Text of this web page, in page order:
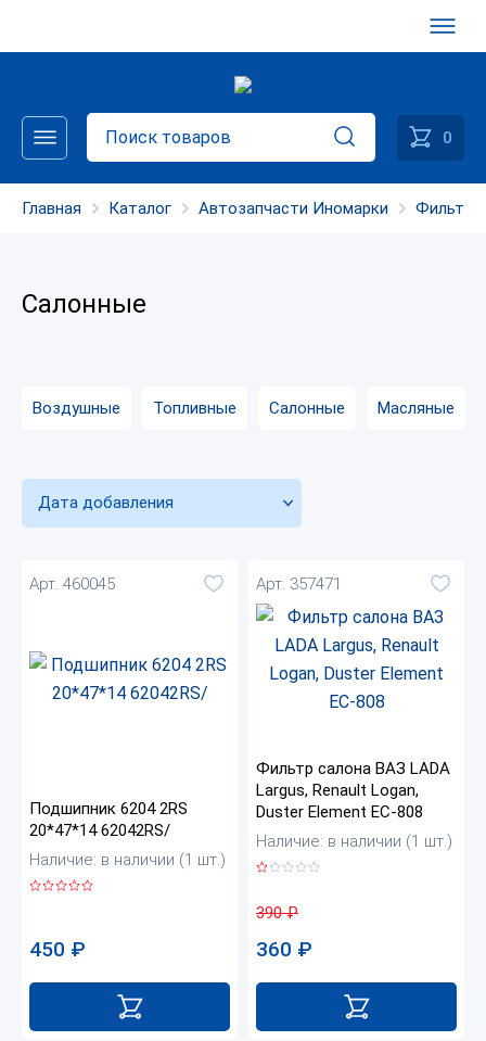
0
Главная Каталог Автозапчасти Иномарки Фильтры
Салонные
Воздушные Топливные Салонные Масляные
Дата добавления
Арт. 460045
Подшипник 6204 2RS
20*47*14 62042RS/
Наличие: в наличии (1 шт.)
450 ₽
Арт. 357471
Фильтр салона ВАЗ LADA
Largus, Renault Logan,
Duster Element EC-808
Наличие: в наличии (1 шт.)
390₽
360 ₽